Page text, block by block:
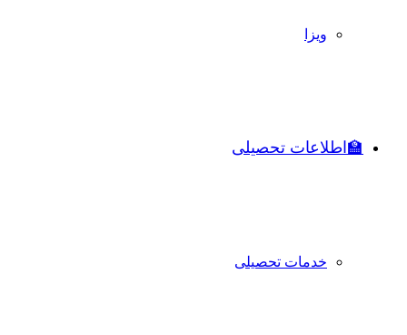
ویزا
🏫اطلاعات تحصیلی
خدمات تحصیلی